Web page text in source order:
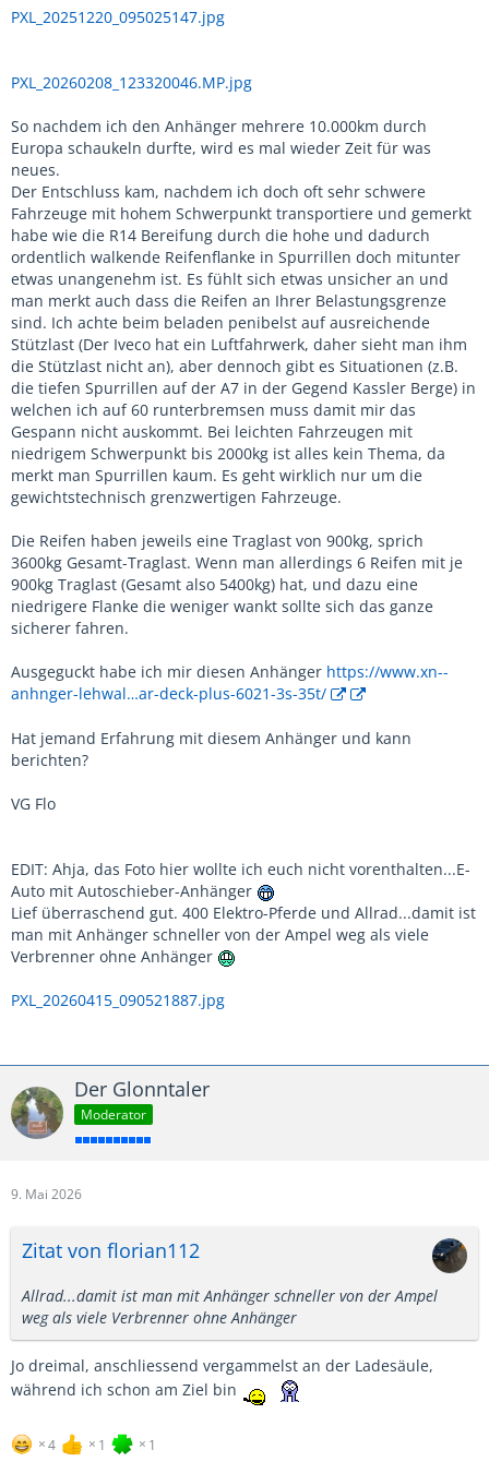
PXL_20251220_095025147.jpg
PXL_20260208_123320046.MP.jpg
So nachdem ich den Anhänger mehrere 10.000km durch
Europa schaukeln durfte, wird es mal wieder Zeit für was
neues.
Der Entschluss kam, nachdem ich doch oft sehr schwere
Fahrzeuge mit hohem Schwerpunkt transportiere und gemerkt
habe wie die R14 Bereifung durch die hohe und dadurch
ordentlich walkende Reifenflanke in Spurrillen doch mitunter
etwas unangenehm ist. Es fühlt sich etwas unsicher an und
man merkt auch dass die Reifen an Ihrer Belastungsgrenze
sind. Ich achte beim beladen penibelst auf ausreichende
Stützlast (Der Iveco hat ein Luftfahrwerk, daher sieht man ihm
die Stützlast nicht an), aber dennoch gibt es Situationen (z.B.
die tiefen Spurrillen auf der A7 in der Gegend Kassler Berge) in
welchen ich auf 60 runterbremsen muss damit mir das
Gespann nicht auskommt. Bei leichten Fahrzeugen mit
niedrigem Schwerpunkt bis 2000kg ist alles kein Thema, da
merkt man Spurrillen kaum. Es geht wirklich nur um die
gewichtstechnisch grenzwertigen Fahrzeuge.
Die Reifen haben jeweils eine Traglast von 900kg, sprich
3600kg Gesamt-Traglast. Wenn man allerdings 6 Reifen mit je
900kg Traglast (Gesamt also 5400kg) hat, und dazu eine
niedrigere Flanke die weniger wankt sollte sich das ganze
sicherer fahren.
Ausgeguckt habe ich mir diesen Anhänger https://www.xn--
anhnger-lehwal…ar-deck-plus-6021-3s-35t/
Hat jemand Erfahrung mit diesem Anhänger und kann
berichten?
VG Flo
EDIT: Ahja, das Foto hier wollte ich euch nicht vorenthalten...E-
Auto mit Autoschieber-Anhänger
Lief überraschend gut. 400 Elektro-Pferde und Allrad...damit ist
man mit Anhänger schneller von der Ampel weg als viele
Verbrenner ohne Anhänger
PXL_20260415_090521887.jpg
Der Glonntaler
Moderator
9. Mai 2026
Zitat von florian112
Allrad...damit ist man mit Anhänger schneller von der Ampel
weg als viele Verbrenner ohne Anhänger
Jo dreimal, anschliessend vergammelst an der Ladesäule,
während ich schon am Ziel bin
4 1 1